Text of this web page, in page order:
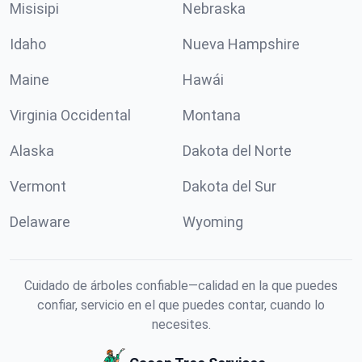
Misisipi Nebraska
Idaho Nueva Hampshire
Maine Hawái
Virginia Occidental Montana
Alaska Dakota del Norte
Vermont Dakota del Sur
Delaware Wyoming
Cuidado de árboles confiable—calidad en la que puedes
confiar, servicio en el que puedes contar, cuando lo
necesites.